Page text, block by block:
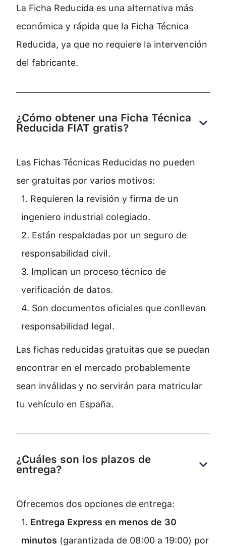
La Ficha Reducida es una alternativa más
económica y rápida que la Ficha Técnica
Reducida, ya que no requiere la intervención
del fabricante.
¿Cómo obtener una Ficha Técnica
Reducida FIAT gratis?
Las Fichas Técnicas Reducidas no pueden
ser gratuitas por varios motivos:
1. Requieren la revisión y firma de un
ingeniero industrial colegiado.
2. Están respaldadas por un seguro de
responsabilidad civil.
3. Implican un proceso técnico de
verificación de datos.
4. Son documentos oficiales que conllevan
responsabilidad legal.
Las fichas reducidas gratuitas que se puedan
encontrar en el mercado probablemente
sean inválidas y no servirán para matricular
tu vehículo en España.
¿Cuáles son los plazos de
entrega?
Ofrecemos dos opciones de entrega:
1. Entrega Express en menos de 30
minutos (garantizada de 08:00 a 19:00) por